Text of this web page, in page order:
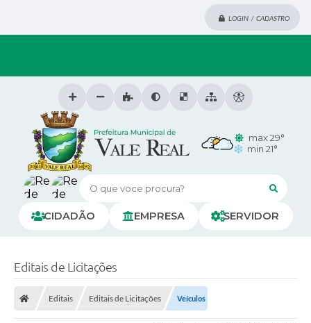
LOGIN / CADASTRO
O que voce procura?
CIDADÃO EMPRESA SERVIDOR
max 29°
min 21°
Editais de Licitações
Editais Editais de Licitações Veículos